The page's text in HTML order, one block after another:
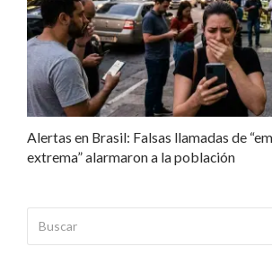
Alertas en Brasil: Falsas llamadas de
extrema” alarmaron a la población